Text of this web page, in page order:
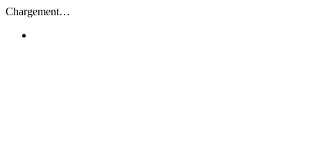
Passer
contenu
Chargement…